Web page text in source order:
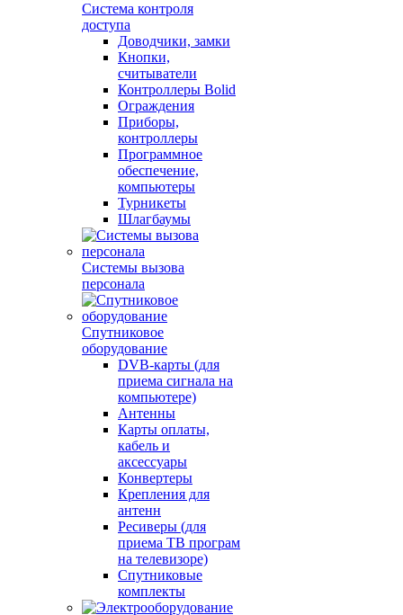
Система контроля
доступа
Доводчики, замки
Кнопки,
считыватели
Контроллеры Bolid
Ограждения
Приборы,
контроллеры
Программное
обеспечение,
компьютеры
Турникеты
Шлагбаумы
Системы вызова
персонала
Спутниковое
оборудование
DVB-карты (для
приема сигнала на
компьютере)
Антенны
Карты оплаты,
кабель и
аксессуары
Конвертеры
Крепления для
антенн
Ресиверы (для
приема ТВ програм
на телевизоре)
Спутниковые
комплекты